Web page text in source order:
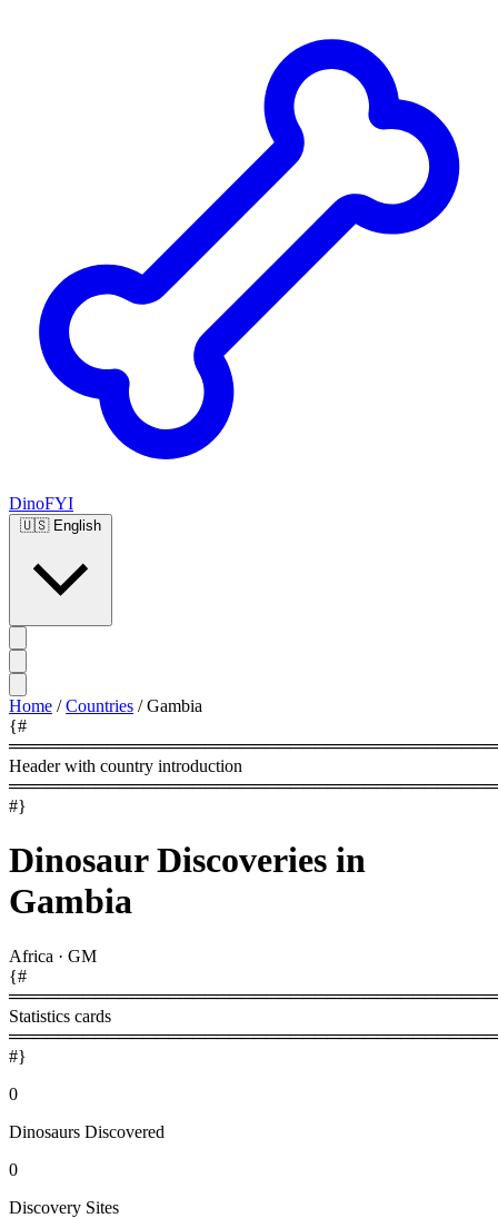
DinoFYI
🇺🇸 English
Home / Countries / Gambia
{#
Header with country introduction
#}
Dinosaur Discoveries in
Gambia
Africa · GM
{#
Statistics cards
#}
0
Dinosaurs Discovered
0
Discovery Sites